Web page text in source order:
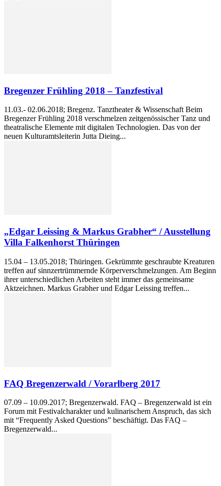
Bregenzer Frühling 2018 – Tanzfestival
11.03.- 02.06.2018; Bregenz. Tanztheater & Wissenschaft Beim
Bregenzer Frühling 2018 verschmelzen zeitgenössischer Tanz und
theatralische Elemente mit digitalen Technologien. Das von der
neuen Kulturamtsleiterin Jutta Dieing...
„Edgar Leissing & Markus Grabher“ / Ausstellung
Villa Falkenhorst Thüringen
15.04 – 13.05.2018; Thüringen. Gekrümmte geschraubte Kreaturen
treffen auf sinnzertrümmernde Körperverschmelzungen. Am Beginn
ihrer unterschiedlichen Arbeiten steht immer das gemeinsame
Aktzeichnen. Markus Grabher und Edgar Leissing treffen...
FAQ Bregenzerwald / Vorarlberg 2017
07.09 – 10.09.2017; Bregenzerwald. FAQ – Bregenzerwald ist ein
Forum mit Festivalcharakter und kulinarischem Anspruch, das sich
mit “Frequently Asked Questions” beschäftigt. Das FAQ –
Bregenzerwald...